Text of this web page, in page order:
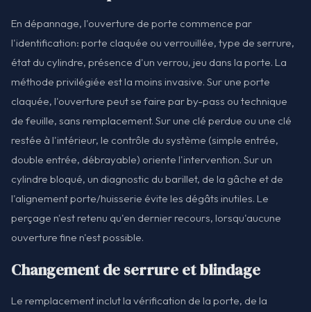
En dépannage, l'ouverture de porte commence par
l'identification: porte claquée ou verrouillée, type de serrure,
état du cylindre, présence d'un verrou, jeu dans la porte. La
méthode privilégiée est la moins invasive. Sur une porte
claquée, l'ouverture peut se faire par by-pass ou technique
de feuille, sans remplacement. Sur une clé perdue ou une clé
restée à l'intérieur, le contrôle du système (simple entrée,
double entrée, débrayable) oriente l'intervention. Sur un
cylindre bloqué, un diagnostic du barillet, de la gâche et de
l'alignement porte/huisserie évite les dégâts inutiles. Le
perçage n'est retenu qu'en dernier recours, lorsqu'aucune
ouverture fine n'est possible.
Changement de serrure et blindage
Le remplacement inclut la vérification de la porte, de la